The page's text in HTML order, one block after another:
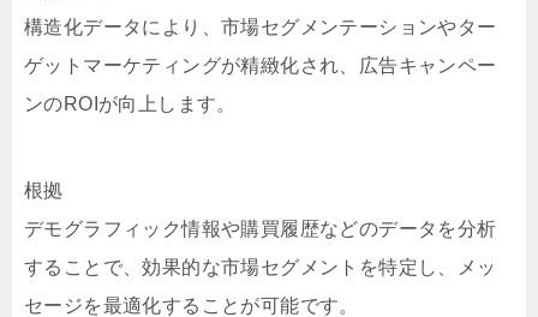
構造化データにより、市場セグメンテーションやター
ゲットマーケティングが精緻化され、広告キャンペー
ンのROIが向上します。
根拠
デモグラフィック情報や購買履歴などのデータを分析
することで、効果的な市場セグメントを特定し、メッ
セージを最適化することが可能です。